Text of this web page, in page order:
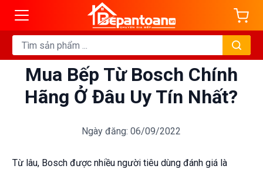
Mua Bếp Từ Bosch Chính
Hãng Ở Đâu Uy Tín Nhất?
Ngày đăng: 06/09/2022
Từ lâu, Bosch được nhiều người tiêu dùng đánh giá là